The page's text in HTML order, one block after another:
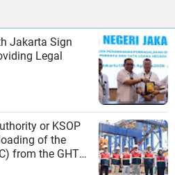
Jakarta Sign
Legal
or KSOP
of the
from the GHT